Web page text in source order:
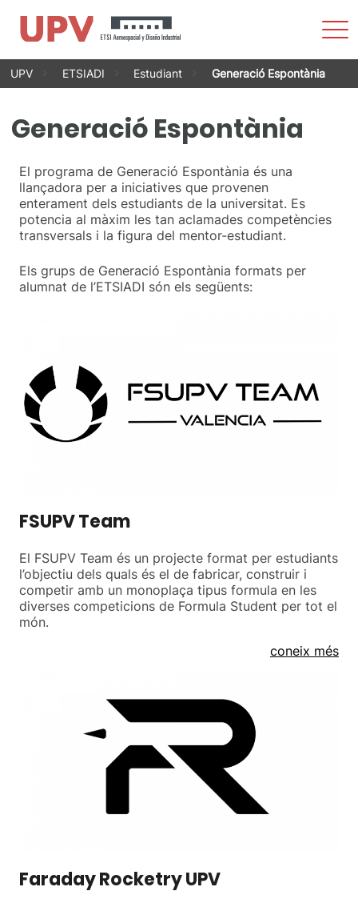
VésUPV ETSIADI Estudiant Generació Espontània
Generació Espontània
El programa de Generació Espontània és una
llançadora per a iniciatives que provenen
enterament dels estudiants de la universitat. Es
potencia al màxim les tan aclamades competències
transversals i la figura del mentor-estudiant.
Els grups de Generació Espontània formats per
alumnat de l’ETSIADI són els següents:
FSUPV Team
El FSUPV Team és un projecte format per estudiants
l’objectiu dels quals és el de fabricar, construir i
competir amb un monoplaça tipus formula en les
diverses competicions de Formula Student per tot el
món.
coneix més
Faraday Rocketry UPV